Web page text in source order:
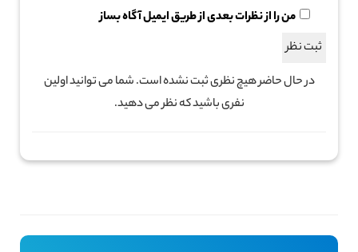
من را از نظرات بعدی از طریق ایمیل آگاه بساز
در حال حاضر هیچ نظری ثبت نشده است. شما می توانید اولین
نفری باشید که نظر می دهید.